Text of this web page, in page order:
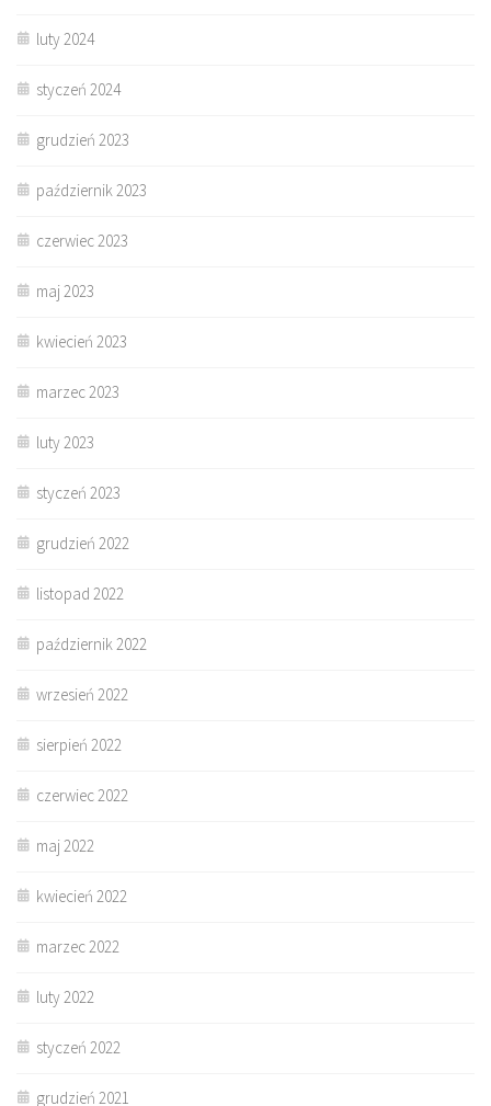
luty 2024
styczeń 2024
grudzień 2023
październik 2023
czerwiec 2023
maj 2023
kwiecień 2023
marzec 2023
luty 2023
styczeń 2023
grudzień 2022
listopad 2022
październik 2022
wrzesień 2022
sierpień 2022
czerwiec 2022
maj 2022
kwiecień 2022
marzec 2022
luty 2022
styczeń 2022
grudzień 2021